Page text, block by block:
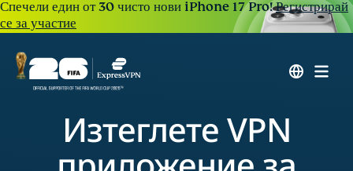
Спечели един от 30 чисто нови iPhone 17 Pro!Регистрирай
се за участие
Изтеглете VPN